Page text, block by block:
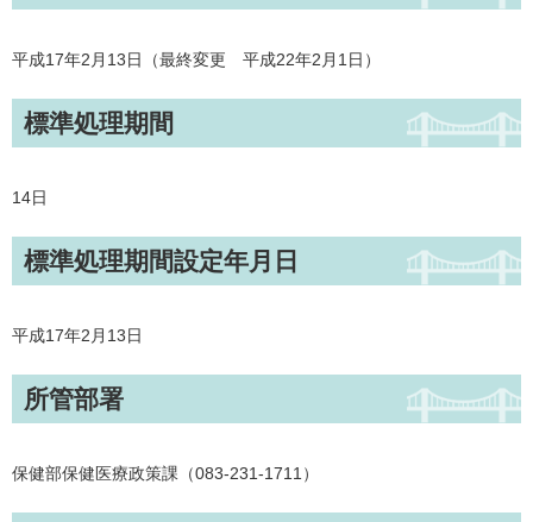
平成17年2月13日（最終変更 平成22年2月1日）
標準処理期間
14日
標準処理期間設定年月日
平成17年2月13日
所管部署
保健部保健医療政策課（083-231-1711）